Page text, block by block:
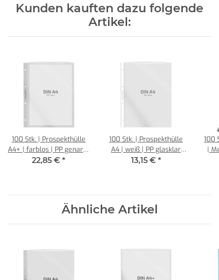
Kunden kauften dazu folgende
Artikel:
100 Stk. | Prospekthülle
A4+ | farblos | PP genarbt
0,180 mm | REIF
22,85 € *
100 Stk. | Prospekthülle
A4 | weiß | PP glasklar
0,080 mm | REIF
13,15 € *
100
|
Ähnliche Artikel